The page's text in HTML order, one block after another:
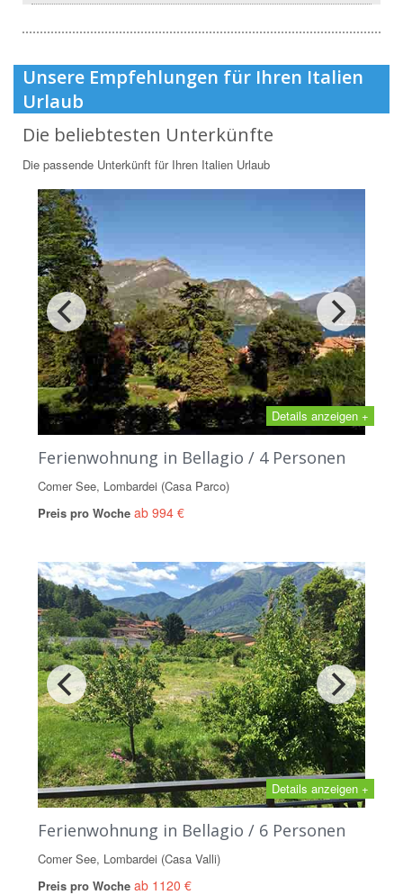
Unsere Empfehlungen für Ihren Italien
Urlaub
Die beliebtesten Unterkünfte
Die passende Unterkünft für Ihren Italien Urlaub
Details anzeigen +
Ferienwohnung in Bellagio / 4 Personen
Comer See, Lombardei (Casa Parco)
Preis pro Woche ab 994 €
Details anzeigen +
Ferienwohnung in Bellagio / 6 Personen
Comer See, Lombardei (Casa Valli)
Preis pro Woche ab 1120 €